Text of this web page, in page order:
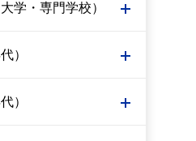
学・専門学校）
）
）